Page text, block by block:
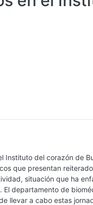
Instituto del corazón de
que presentan
situación que ha
El departamento de
llevar a cabo estas